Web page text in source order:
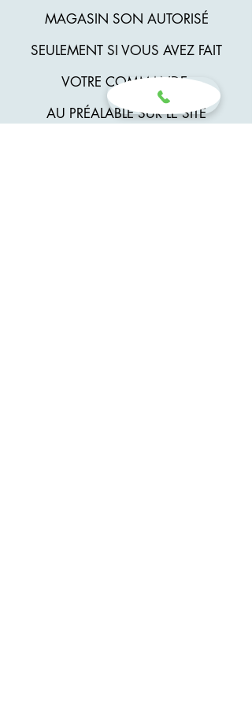
MAGASIN SON AUTORISÉ
SEULEMENT SI VOUS AVEZ FAIT
VOTRE COMMANDE
AU PRÉALABLE SUR LE SITE